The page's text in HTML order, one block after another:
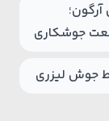
جوشکاری
جوش لیزری